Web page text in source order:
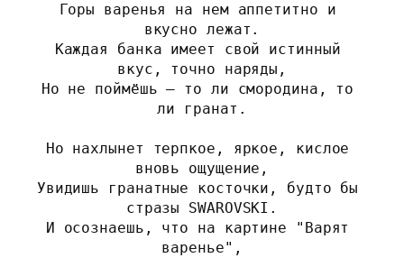
Горы варенья на нем аппетитно и
вкусно лежат.
Каждая банка имеет свой истинный
вкус, точно наряды,
Но не поймёшь – то ли смородина, то
ли гранат.
Но нахлынет терпкое, яркое, кислое
вновь ощущение,
Увидишь гранатные косточки, будто бы
стразы SWAROVSKI.
И осознаешь, что на картине "Варят
варенье",